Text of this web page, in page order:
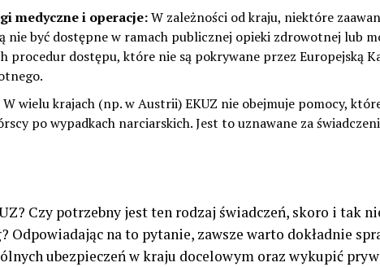
medyczne i operacje:W zależności od kraju, niektóre
nie być dostępne w ramach publicznej opieki zdrowotnej lub
procedur dostępu, które nie są pokrywane przez Europejską
W wielu krajach (np. w Austrii) EKUZ nie obejmuje pomocy,
po wypadkach narciarskich. Jest to uznawane za
Czy potrzebny jest ten rodzaj świadczeń, skoro i tak
Odpowiadając na to pytanie, zawsze warto dokładnie
ubezpieczeń w kraju docelowym oraz wykupić